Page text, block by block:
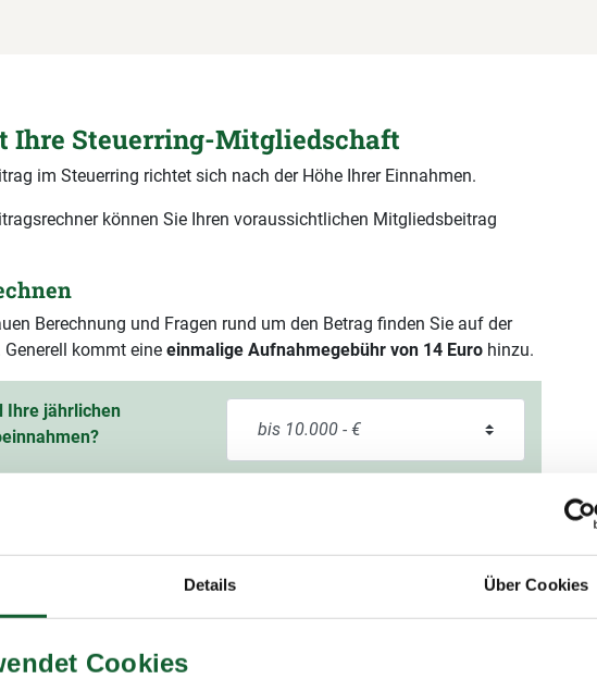
Details Über Cookies
Cookies
Ihre Steuerring-Mitgliedschaft
im Steuerring richtet sich nach der Höhe Ihrer Einnahmen.
können Sie Ihren voraussichtlichen Mitgliedsbeitrag
Berechnung und Fragen rund um den Betrag finden Sie auf der
Generell kommt eine einmalige Aufnahmegebühr von 14 Euro hinzu.
Ihre jährlichen